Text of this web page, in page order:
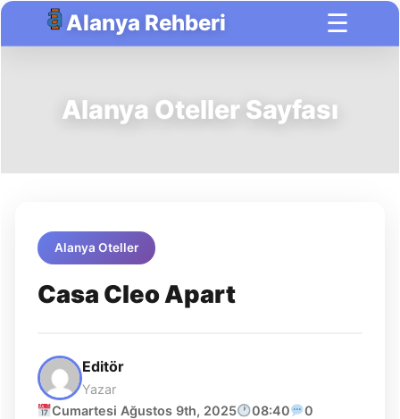
Alanya Rehberi ☰
Alanya Oteller Sayfası
Alanya Oteller
Casa Cleo Apart
Editör
Yazar
Cumartesi Ağustos 9th, 2025
08:40 0